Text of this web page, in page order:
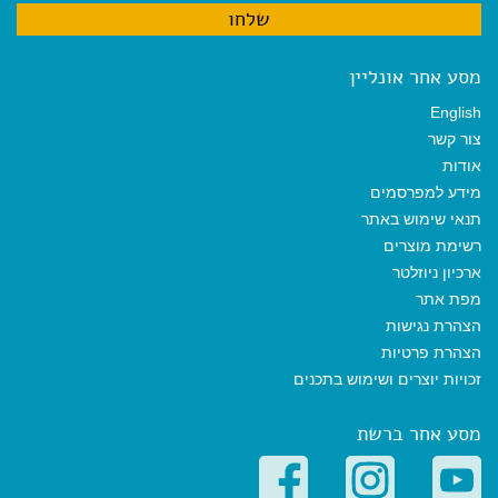
מסע אחר אונליין
English
צור קשר
אודות
מידע למפרסמים
תנאי שימוש באתר
רשימת מוצרים
ארכיון ניוזלטר
מפת אתר
הצהרת נגישות
הצהרת פרטיות
זכויות יוצרים ושימוש בתכנים
מסע אחר ברשת